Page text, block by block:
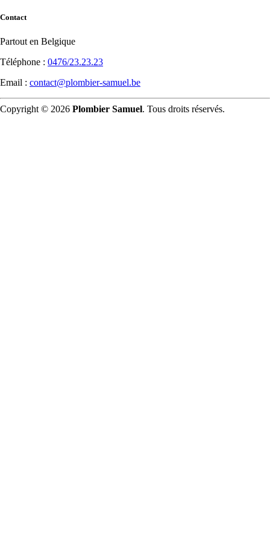
Contact
Partout en Belgique
Téléphone : 0476/23.23.23
Email : contact@plombier-samuel.be
Copyright © 2026 Plombier Samuel. Tous droits réservés.